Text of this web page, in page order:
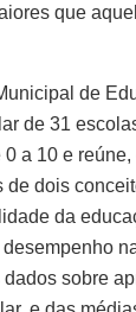
que
de
de 31
0 a 10 e
de dois
da
sobre